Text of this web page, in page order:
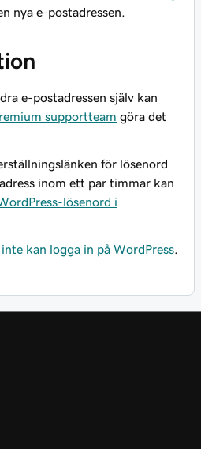
nya e-postadressen.
e-postadressen själv kan
supportteam göra det
för lösenord
inom ett par timmar kan
lösenord i
inte kan logga in på WordPress